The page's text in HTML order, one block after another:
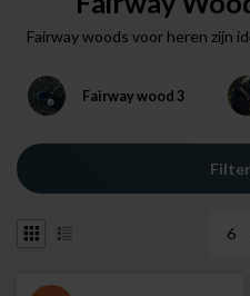
Fairway woods voor heren zijn
vergevingsgezindheid. Bij
ruim assortiment fairway woods,
Fairway wood 3